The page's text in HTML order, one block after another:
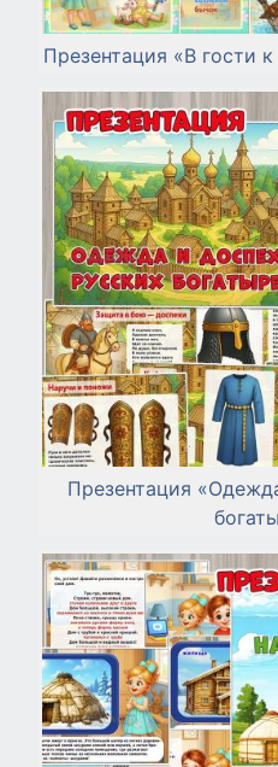
Презентация «В гости
Презентация